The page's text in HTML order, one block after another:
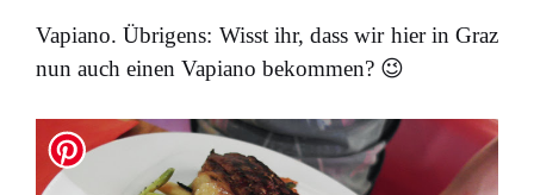
Vapiano. Übrigens: Wisst ihr, dass wir hier in Graz
nun auch einen Vapiano bekommen? 😉